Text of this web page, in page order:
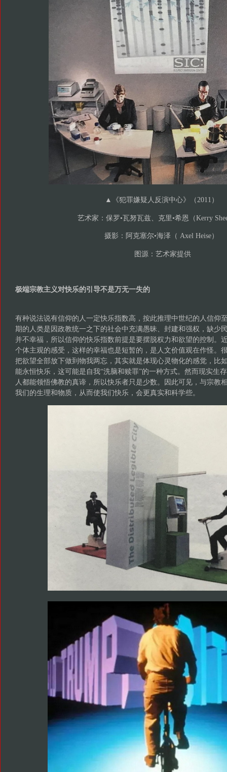
▲ 《犯罪嫌疑人反演中心》（2011）
艺术家：保罗•瓦努瓦兹、克里•希恩（Kerry
摄影：阿克塞尔•海泽（ Axel Heise）
图源：艺术家提供
极端宗教主义对快乐的引导不是万无一失的
有种说法说有信仰的人一定快乐指数高，按此推理中世纪的人信仰
期的人类是因政教统一之下的社会中充满愚昧、封建和强权，缺少
并不幸福，所以信仰的快乐指数前提是要摆脱权力和欲望的控制。
个体主观的感受，这样的幸福也是短暂的，是人文价值观在作怪。
把欲望全部放下做到物我两忘，其实就是体现心灵物化的感觉，比
能永恒快乐，这可能是自我“洗脑和赎罪”的一种方式。然而现实生
人都能领悟佛教的真谛，所以快乐者只是少数。因此可见，与宗教
我们的生理和物质，从而使我们快乐，会更真实和科学些。